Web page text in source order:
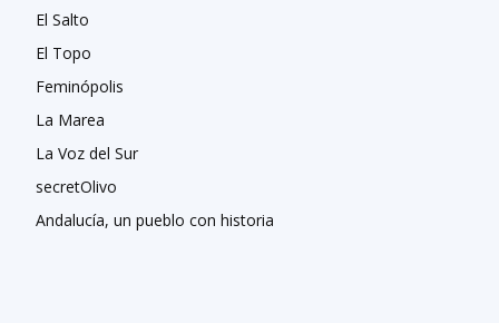
El Salto
El Topo
Feminópolis
La Marea
La Voz del Sur
secretOlivo
Andalucía, un pueblo con historia